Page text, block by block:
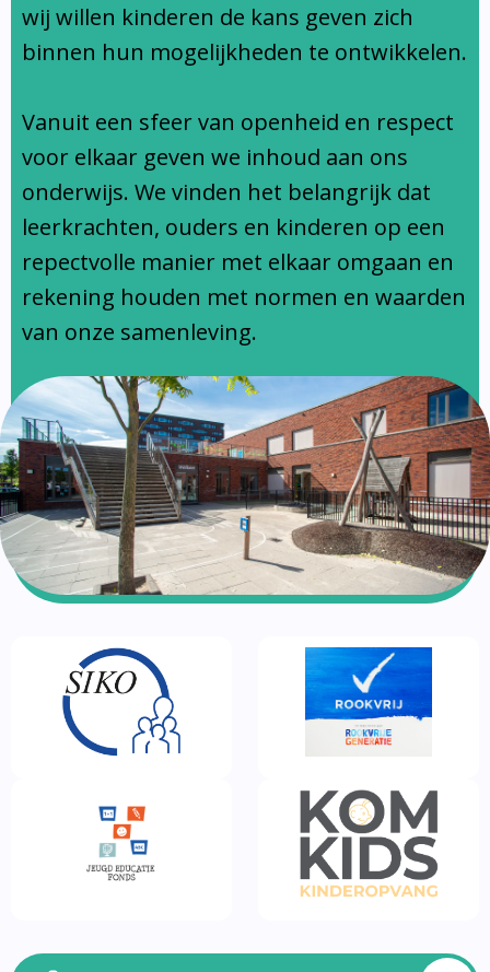
Ondersteuningsprofiel
wij willen kinderen de kans geven zich
binnen hun mogelijkheden te ontwikkelen.
Vanuit een sfeer van openheid en respect
voor elkaar geven we inhoud aan ons
onderwijs. We vinden het belangrijk dat
leerkrachten, ouders en kinderen op een
repectvolle manier met elkaar omgaan en
rekening houden met normen en waarden
van onze samenleving.